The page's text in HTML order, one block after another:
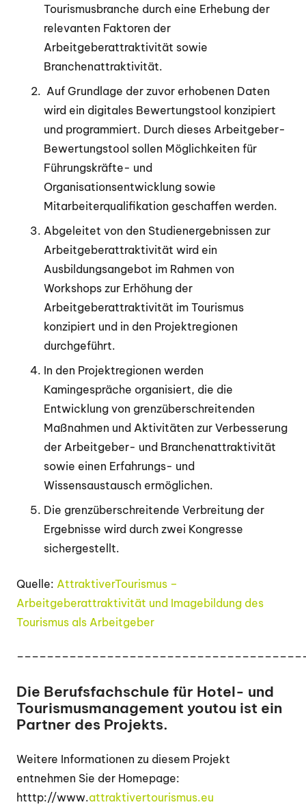
Tourismusbranche durch eine Erhebung der
relevanten Faktoren der
Arbeitgeberattraktivität sowie
Branchenattraktivität.
Auf Grundlage der zuvor erhobenen Daten
wird ein digitales Bewertungstool konzipiert
und programmiert. Durch dieses Arbeitgeber-
Bewertungstool sollen Möglichkeiten für
Führungskräfte- und
Organisationsentwicklung sowie
Mitarbeiterqualifikation geschaffen werden.
Abgeleitet von den Studienergebnissen zur
Arbeitgeberattraktivität wird ein
Ausbildungsangebot im Rahmen von
Workshops zur Erhöhung der
Arbeitgeberattraktivität im Tourismus
konzipiert und in den Projektregionen
durchgeführt.
In den Projektregionen werden
Kamingespräche organisiert, die die
Entwicklung von grenzüberschreitenden
Maßnahmen und Aktivitäten zur Verbesserung
der Arbeitgeber- und Branchenattraktivität
sowie einen Erfahrungs- und
Wissensaustausch ermöglichen.
Die grenzüberschreitende Verbreitung der
Ergebnisse wird durch zwei Kongresse
sichergestellt.
Quelle: AttraktiverTourismus –
Arbeitgeberattraktivität und Imagebildung des
Tourismus als Arbeitgeber
Die Berufsfachschule für Hotel- und
Tourismusmanagement youtou ist ein
Partner des Projekts.
Weitere Informationen zu diesem Projekt
entnehmen Sie der Homepage:
htttp://www.attraktivertourismus.eu